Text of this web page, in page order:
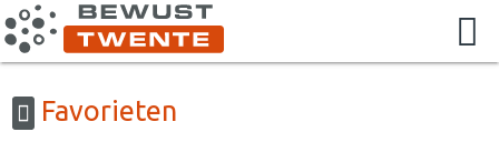
Favorieten